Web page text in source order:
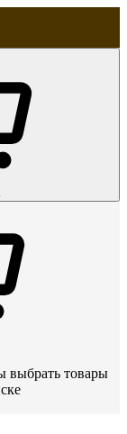
выбрать товары